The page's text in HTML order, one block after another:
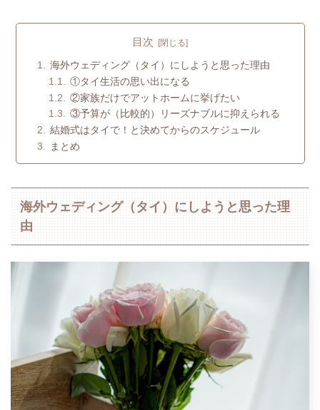
目次
海外ウェディング（タイ）にしようと思った理由
①タイ生活の思い出になる
②家族だけでアットホームに挙げたい
③予算が（比較的）リーズナブルに抑えられる
結婚式はタイで！と決めてからのスケジュール
まとめ
海外ウェディング（タイ）にしようと思った理
由